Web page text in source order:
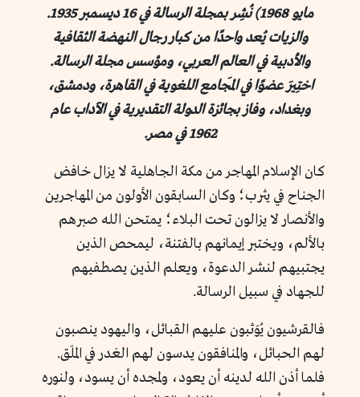
مايو 1968) نُشِر بمجلة الرسالة في 16 ديسمبر 1935.
والزيات يُعد واحدًا من كبار رجال النهضة الثقافية
والأدبية في العالم العربي، ومؤسس مجلة الرسالة.
اختِيرَ عضوًا في المَجامع اللغوية في القاهرة، ودمشق،
وبغداد، وفاز بجائزة الدولة التقديرية في الآداب عام
1962 في مصر.
كان الإسلام المهاجر من مكة الجاهلية لا يزال خافض
الجناح في يثرب؛ وكان السابقون الأولون من المهاجرين
والأنصار لا يزالون تحت البلاء؛ يمتحن الله صبرهم
بالألم، ويختبر إيمانهم بالفتنة، ليمحص الذين
يجتبيهم لنشر الدعوة، ويعلم الذين يصطفيهم
للجهاد في سبيل الرسالة.
فالقرشيون يُوَثبون عليهم القبائل، واليهود ينصبون
لهم الحبائل، والمنافقون يدسون لهم الغدر في الملَق.
فلما أذن الله لدينه أن يعود، ولمجده أن يسود، ولنوره